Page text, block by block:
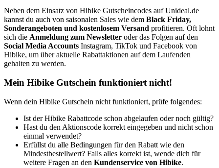
Neben dem Einsatz von Hibike Gutscheincodes auf Unideal.de
kannst du auch von saisonalen Sales wie dem Black Friday,
Sonderangeboten und kostenlosem Versand profitieren. Oft lohnt
sich die Anmeldung zum Newsletter oder das Folgen auf den
Social Media Accounts Instagram, TikTok und Facebook von
Hibike, um über aktuelle Rabattaktionen auf dem Laufenden
gehalten zu werden.
Mein Hibike Gutschein funktioniert nicht!
Wenn dein Hibike Gutschein nicht funktioniert, prüfe folgendes:
Ist der Hibike Rabattcode schon abgelaufen oder noch gültig?
Hast du den Aktionscode korrekt eingegeben und nicht schon
einmal verwendet?
Erfüllst du alle Bedingungen für den Rabatt wie den
Mindestbestellwert? Falls alles korrekt ist, wende dich für
weitere Fragen an den Kundenservice von Hibike.